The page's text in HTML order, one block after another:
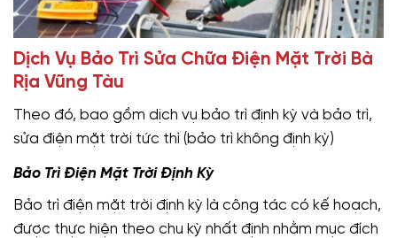
Dịch Vụ Bảo Trì Sửa Chữa Điện Mặt Trời Bà
Rịa Vũng Tàu
Theo đó, bao gồm dịch vụ bảo trì định kỳ và bảo trì,
sửa điện mặt trời tức thì (bảo trì không định kỳ)
Bảo Trì Điện Mặt Trời Định Kỳ
Bảo trì điện mặt trời định kỳ là công tác có kế hoạch,
được thực hiện theo chu kỳ nhất định nhằm mục đích